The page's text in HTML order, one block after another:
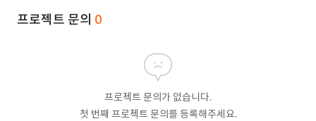
프로젝트 문의 0
프로젝트 문의가 없습니다.
첫 번째 프로젝트 문의를 등록해주세요.